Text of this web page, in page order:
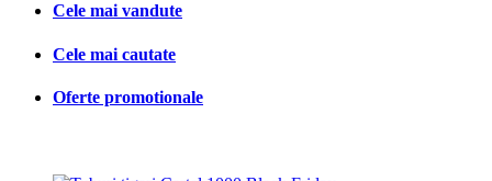
Cele mai vandute
Cele mai cautate
Oferte promotionale